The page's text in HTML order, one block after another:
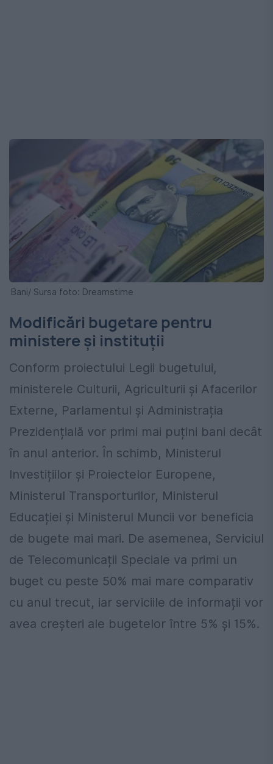
Bani/ Sursa foto: Dreamstime
Modificări bugetare pentru
ministere și instituții
Conform proiectului Legii bugetului,
ministerele Culturii, Agriculturii și Afacerilor
Externe, Parlamentul și Administrația
Prezidențială vor primi mai puțini bani decât
în anul anterior. În schimb, Ministerul
Investițiilor și Proiectelor Europene,
Ministerul Transporturilor, Ministerul
Educației și Ministerul Muncii vor beneficia
de bugete mai mari. De asemenea, Serviciul
de Telecomunicații Speciale va primi un
buget cu peste 50% mai mare comparativ
cu anul trecut, iar serviciile de informații vor
avea creșteri ale bugetelor între 5% și 15%.